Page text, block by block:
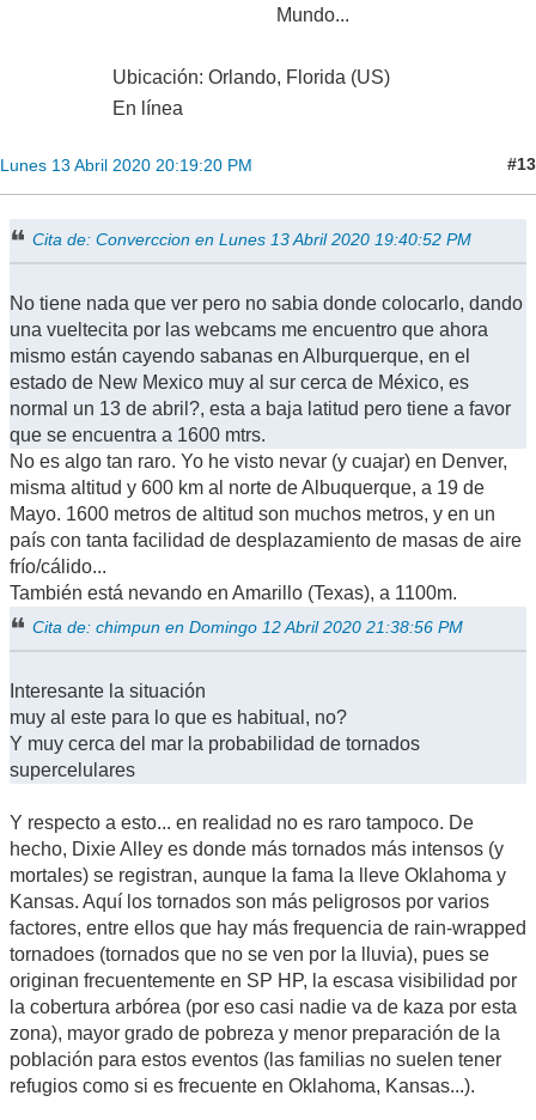
Mundo...
Ubicación: Orlando, Florida (US)
En línea
Lunes 13 Abril 2020 20:19:20 PM #13
Cita de: Converccion en Lunes 13 Abril 2020 19:40:52 PM
No tiene nada que ver pero no sabia donde colocarlo, dando
una vueltecita por las webcams me encuentro que ahora
mismo están cayendo sabanas en Alburquerque, en el
estado de New Mexico muy al sur cerca de México, es
normal un 13 de abril?, esta a baja latitud pero tiene a favor
que se encuentra a 1600 mtrs.
No es algo tan raro. Yo he visto nevar (y cuajar) en Denver,
misma altitud y 600 km al norte de Albuquerque, a 19 de
Mayo. 1600 metros de altitud son muchos metros, y en un
país con tanta facilidad de desplazamiento de masas de aire
frío/cálido...
También está nevando en Amarillo (Texas), a 1100m.
Cita de: chimpun en Domingo 12 Abril 2020 21:38:56 PM
Interesante la situación
muy al este para lo que es habitual, no?
Y muy cerca del mar la probabilidad de tornados
supercelulares
Y respecto a esto... en realidad no es raro tampoco. De
hecho, Dixie Alley es donde más tornados más intensos (y
mortales) se registran, aunque la fama la lleve Oklahoma y
Kansas. Aquí los tornados son más peligrosos por varios
factores, entre ellos que hay más frequencia de rain-wrapped
tornadoes (tornados que no se ven por la lluvia), pues se
originan frecuentemente en SP HP, la escasa visibilidad por
la cobertura arbórea (por eso casi nadie va de kaza por esta
zona), mayor grado de pobreza y menor preparación de la
población para estos eventos (las familias no suelen tener
refugios como si es frecuente en Oklahoma, Kansas...).